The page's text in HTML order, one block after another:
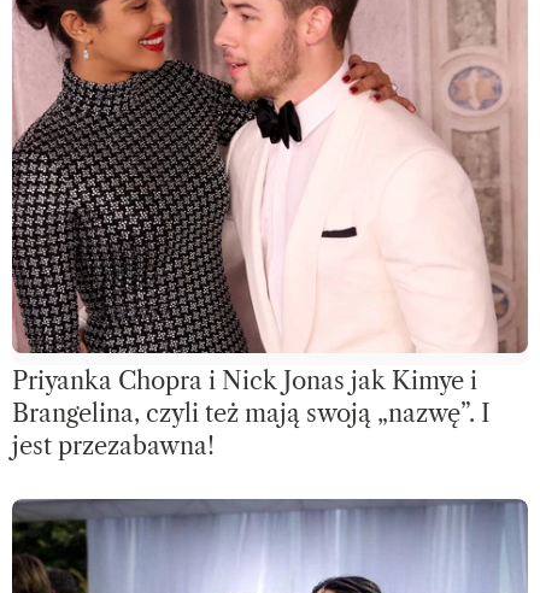
Priyanka Chopra i Nick Jonas jak Kimye i
Brangelina, czyli też mają swoją „nazwę”. I
jest przezabawna!